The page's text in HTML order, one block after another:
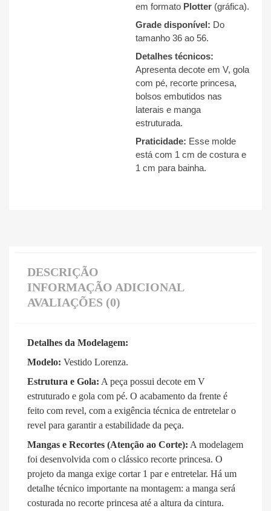
em formato Plotter (gráfica).
Grade disponível: Do
tamanho 36 ao 56.
Detalhes técnicos:
Apresenta decote em V, gola
com pé, recorte princesa,
bolsos embutidos nas
laterais e manga
estruturada.
Praticidade: Esse molde
está com 1 cm de costura e
1 cm para bainha.
DESCRIÇÃO
INFORMAÇÃO ADICIONAL
AVALIAÇÕES (0)
Detalhes da Modelagem:
Modelo: Vestido Lorenza.
Estrutura e Gola: A peça possui decote em V
estruturado e gola com pé. O acabamento da frente é
feito com revel, com a exigência técnica de entretelar o
revel para garantir a estabilidade da peça.
Mangas e Recortes (Atenção ao Corte): A modelagem
foi desenvolvida com o clássico recorte princesa. O
projeto da manga exige cortar 1 par e entretelar. Há um
detalhe técnico importante na montagem: a manga será
costurada no recorte princesa até a altura da cintura.